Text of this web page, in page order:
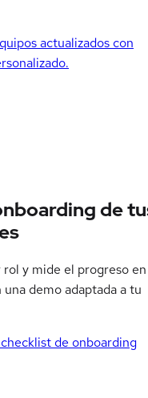
actualizados con
de
y mide el progreso en
demo adaptada a tu
de onboarding